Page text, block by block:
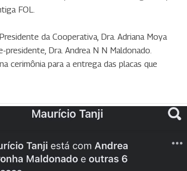
FOL.
da Cooperativa, Dra. Adriana Moya
Dra. Andrea N N Maldonado.
cerimônia para a entrega das placas que